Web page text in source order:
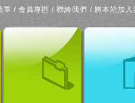
單 / 會員專區 / 聯絡我們 / 將本站加入